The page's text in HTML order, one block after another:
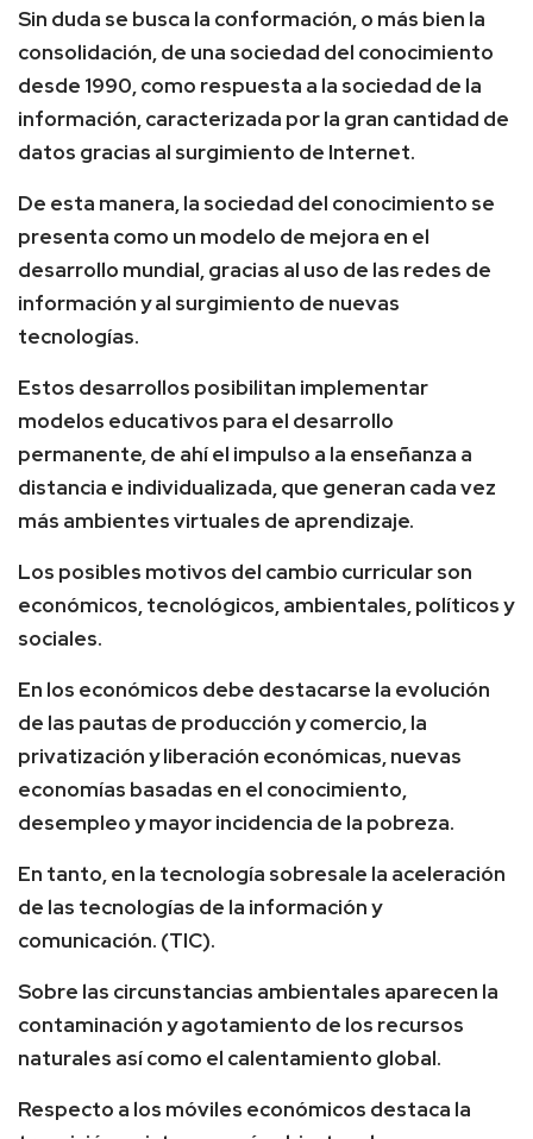
Sin duda se busca la conformación, o más bien la
consolidación, de una sociedad del conocimiento
desde 1990, como respuesta a la sociedad de la
información, caracterizada por la gran cantidad de
datos gracias al surgimiento de Internet.
De esta manera, la sociedad del conocimiento se
presenta como un modelo de mejora en el
desarrollo mundial, gracias al uso de las redes de
información y al surgimiento de nuevas
tecnologías.
Estos desarrollos posibilitan implementar
modelos educativos para el desarrollo
permanente, de ahí el impulso a la enseñanza a
distancia e individualizada, que generan cada vez
más ambientes virtuales de aprendizaje.
Los posibles motivos del cambio curricular son
económicos, tecnológicos, ambientales, políticos y
sociales.
En los económicos debe destacarse la evolución
de las pautas de producción y comercio, la
privatización y liberación económicas, nuevas
economías basadas en el conocimiento,
desempleo y mayor incidencia de la pobreza.
En tanto, en la tecnología sobresale la aceleración
de las tecnologías de la información y
comunicación. (TIC).
Sobre las circunstancias ambientales aparecen la
contaminación y agotamiento de los recursos
naturales así como el calentamiento global.
Respecto a los móviles económicos destaca la